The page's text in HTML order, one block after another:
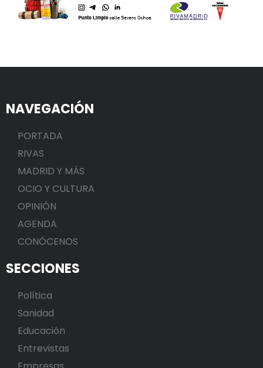
NAVEGACIÓN
PORTADA
RIVAS
MADRID Y MÁS
OCIO Y CULTURA
OPINIÓN
AGENDA
CONÓCENOS
SECCIONES
Política
Sanidad
Educación
Entrevistas